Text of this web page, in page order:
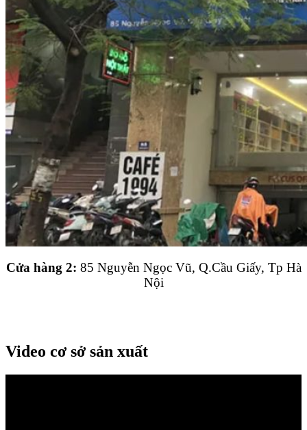
Cửa hàng 2: 85 Nguyễn Ngọc Vũ, Q.Cầu Giấy, Tp Hà
Nội
Video cơ sở sản xuất